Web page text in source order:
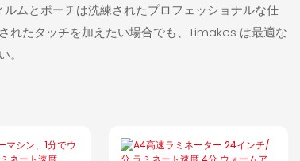
ムとポーチは洗練されたプロフェッショナルな仕
れたタッチを加えたい場合でも、Timakes は最適な